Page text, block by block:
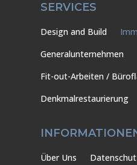
SERVICES
Design and Build
Generalunternehmen
Fit-out-Arbeiten /
Denkmalrestaurierung
Über Uns